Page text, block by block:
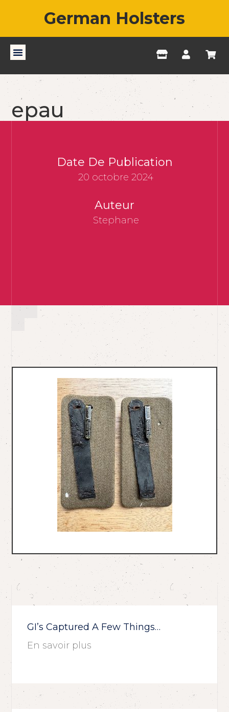
German Holsters
epau
Date De Publication
20 octobre 2024
Auteur
Stephane
GI’s Captured A Few Things…
En savoir plus